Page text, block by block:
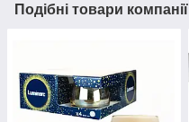
Подібні товари компанії